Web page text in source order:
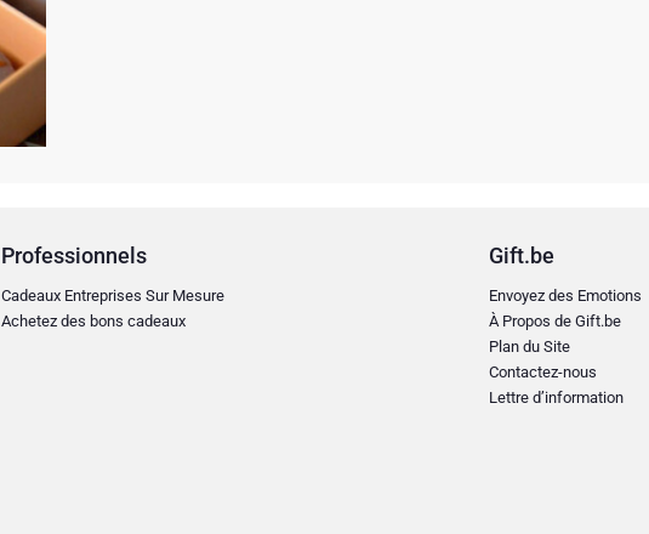
Professionnels
Cadeaux Entreprises Sur Mesure
Achetez des bons cadeaux
Gift.be
Envoyez des Emotions
À Propos de Gift.be
Plan du Site
Contactez-nous
Lettre d’information